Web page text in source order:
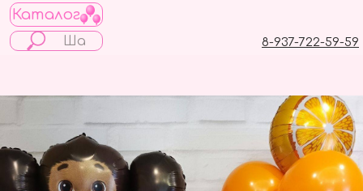
Каталог
8-937-722-59-59